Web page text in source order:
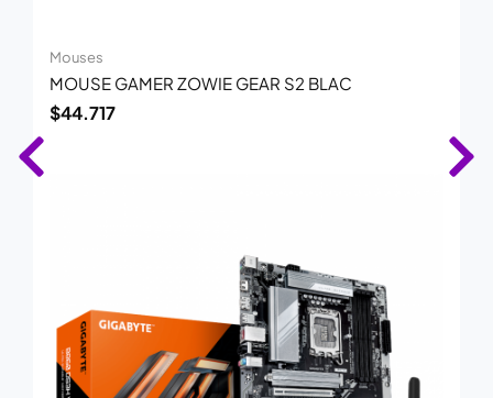
Mouses
MOUSE GAMER ZOWIE GEAR S2 BLAC
$44.717